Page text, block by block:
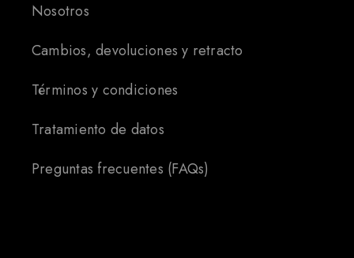
Nosotros
Cambios, devoluciones y retracto
Términos y condiciones
Tratamiento de datos
Preguntas frecuentes (FAQs)